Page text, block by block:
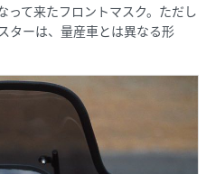
って来たフロントマスク。ただし
ターは、量産車とは異なる形